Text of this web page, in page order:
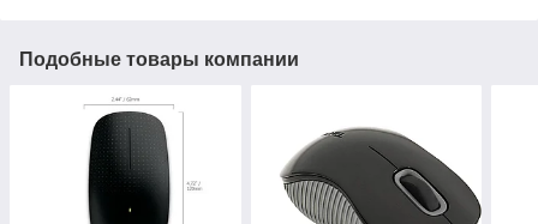
Подобные товары компании